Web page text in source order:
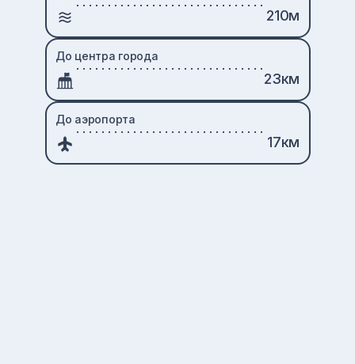
210м
До центра города
23км
До аэропорта
17км